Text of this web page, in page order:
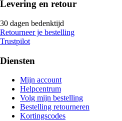
Levering en retour
30 dagen bedenktijd
Retourneer je bestelling
Trustpilot
Diensten
Mijn account
Helpcentrum
Volg mijn bestelling
Bestelling retourneren
Kortingscodes